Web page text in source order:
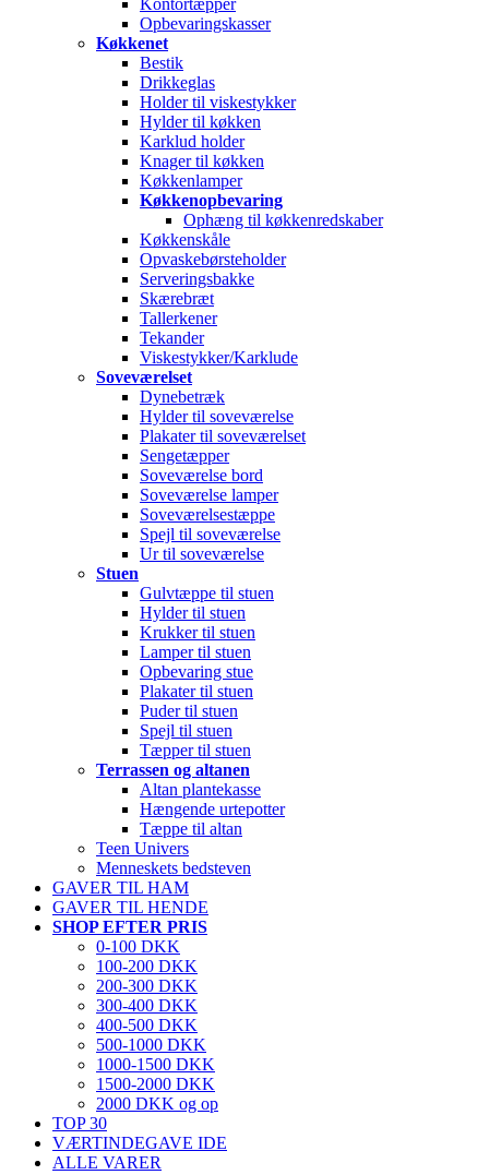
Kontortæpper
Opbevaringskasser
Køkkenet
Bestik
Drikkeglas
Holder til viskestykker
Hylder til køkken
Karklud holder
Knager til køkken
Køkkenlamper
Køkkenopbevaring
Ophæng til køkkenredskaber
Køkkenskåle
Opvaskebørsteholder
Serveringsbakke
Skærebræt
Tallerkener
Tekander
Viskestykker/Karklude
Soveværelset
Dynebetræk
Hylder til soveværelse
Plakater til soveværelset
Sengetæpper
Soveværelse bord
Soveværelse lamper
Soveværelsestæppe
Spejl til soveværelse
Ur til soveværelse
Stuen
Gulvtæppe til stuen
Hylder til stuen
Krukker til stuen
Lamper til stuen
Opbevaring stue
Plakater til stuen
Puder til stuen
Spejl til stuen
Tæpper til stuen
Terrassen og altanen
Altan plantekasse
Hængende urtepotter
Tæppe til altan
Teen Univers
Menneskets bedsteven
GAVER TIL HAM
GAVER TIL HENDE
SHOP EFTER PRIS
0-100 DKK
100-200 DKK
200-300 DKK
300-400 DKK
400-500 DKK
500-1000 DKK
1000-1500 DKK
1500-2000 DKK
2000 DKK og op
TOP 30
VÆRTINDEGAVE IDE
ALLE VARER